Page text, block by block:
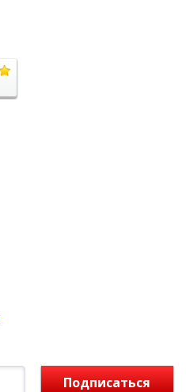
Подписаться